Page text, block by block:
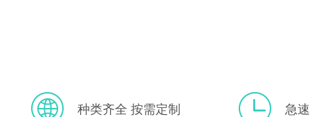
种类齐全 按需定制 急